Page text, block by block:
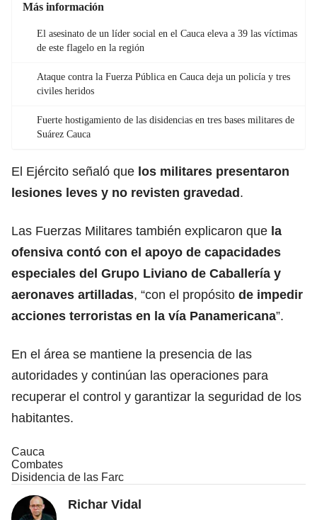
Más información
El asesinato de un líder social en el Cauca eleva a 39 las víctimas
de este flagelo en la región
Ataque contra la Fuerza Pública en Cauca deja un policía y tres
civiles heridos
Fuerte hostigamiento de las disidencias en tres bases militares de
Suárez Cauca
El Ejército señaló que los militares presentaron
lesiones leves y no revisten gravedad .
Las Fuerzas Militares también explicaron que la
ofensiva contó con el apoyo de capacidades
especiales del Grupo Liviano de Caballería y
aeronaves artilladas, “con el propósito de impedir
acciones terroristas en la vía Panamericana”.
En el área se mantiene la presencia de las
autoridades y continúan las operaciones para
recuperar el control y garantizar la seguridad de los
habitantes.
Cauca
Combates
Disidencia de las Farc
Richar Vidal